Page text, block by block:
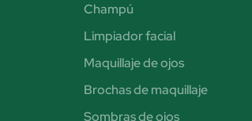
Champú
Limpiador facial
Maquillaje de ojos
Brochas de maquillaje
Sombras de ojos